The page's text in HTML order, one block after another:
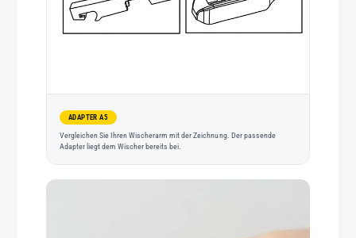
ADAPTER A5
Vergleichen Sie Ihren Wischerarm mit der Zeichnung. Der passende
Adapter liegt dem Wischer bereits bei.